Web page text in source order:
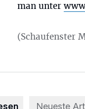
man unter
(Schaufenster
Neueste